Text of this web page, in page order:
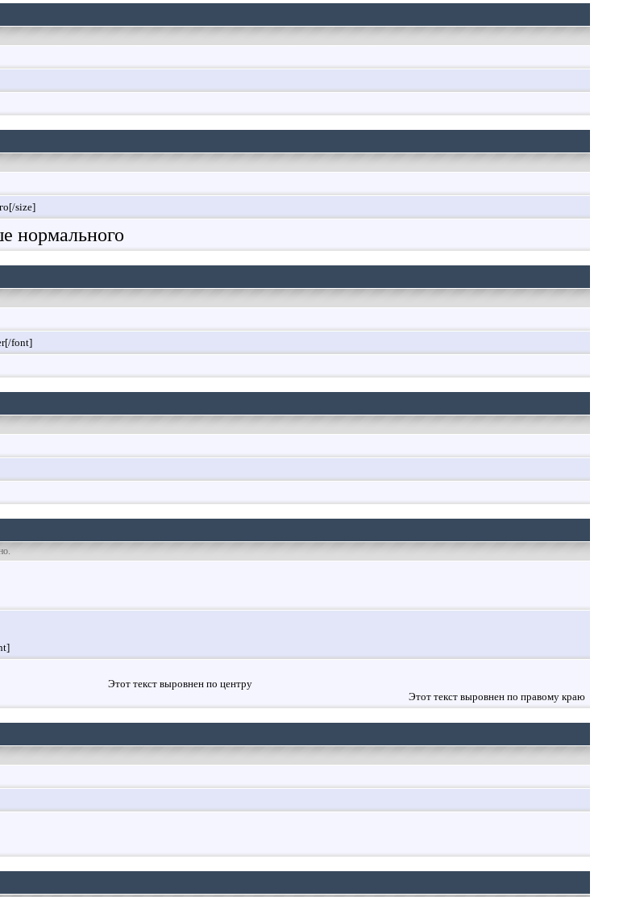
size]
нормального
font]
Этот текст выровнен по центру
Этот текст выровнен по правому краю